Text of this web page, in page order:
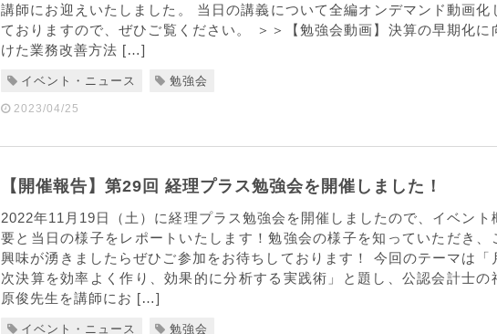
講師にお迎えいたしました。 当日の講義について全編オンデマンド動画化
ておりますので、ぜひご覧ください。 ＞＞【勉強会動画】決算の早期化に
けた業務改善方法 […]
イベント・ニュース 勉強会
2023/04/25
【開催報告】第29回 経理プラス勉強会を開催しました！
2022年11月19日（土）に経理プラス勉強会を開催しましたので、イベント
要と当日の様子をレポートいたします！勉強会の様子を知っていただき、
興味が湧きましたらぜひご参加をお待ちしております！ 今回のテーマは「
次決算を効率よく作り、効果的に分析する実践術」と題し、公認会計士の
原俊先生を講師にお […]
イベント・ニュース 勉強会